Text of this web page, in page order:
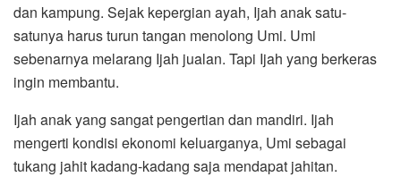
dan kampung. Sejak kepergian ayah, Ijah anak satu-
satunya harus turun tangan menolong Umi. Umi
sebenarnya melarang Ijah jualan. Tapi Ijah yang berkeras
ingin membantu.
Ijah anak yang sangat pengertian dan mandiri. Ijah
mengerti kondisi ekonomi keluarganya, Umi sebagai
tukang jahit kadang-kadang saja mendapat jahitan.